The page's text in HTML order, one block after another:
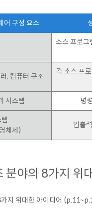
어 구성 요소
소스 프로그
, 컴퓨터 구조
각 소스 프
시스템 명
체제)
입출
분야의 8가지 위
지 위대한 아이디어